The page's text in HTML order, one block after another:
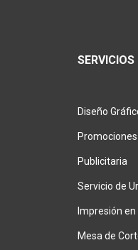
SERVICIOS
Diseño
Publicitaria
Servicio de
Impresión en
Mesa de